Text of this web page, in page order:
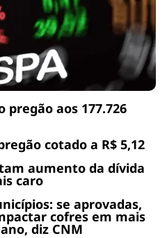
aos 177.726
cotado a R$ 5,12
aumento da dívida
caro
se aprovadas,
cofres em mais
diz CNM